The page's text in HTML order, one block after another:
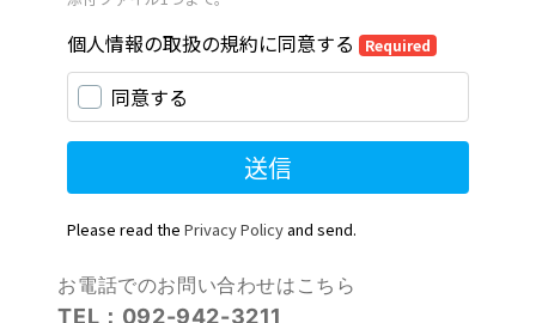
お電話でのお問い合わせはこちら
TEL：092-942-3211